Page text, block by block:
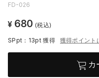
FD-026
¥ 680 (税込)
SPpt：13pt獲得 獲得ポイント
カ